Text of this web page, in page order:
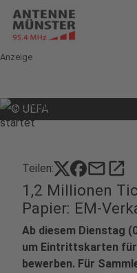
Anzeige
© UEFA
Teilen: mailopen_in_new
1,2 Millionen
Papier: EM-
Ab diesem Dienstag
um Eintrittskarten für
bewerben. Für